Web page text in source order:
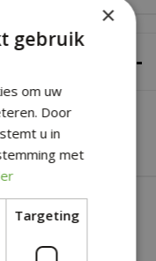
rood-oranje
×
gebruik
om uw
Door
u in
met
Targeting